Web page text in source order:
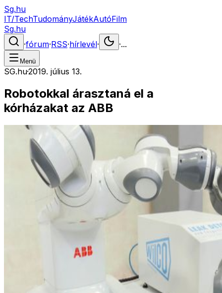
Sg.hu
IT/TechTudományJátékAutóFilm
Sg.hu
·fórum·RSS·hírlevél· ·...
Menü
SG.hu·2019. július 13.
Robotokkal árasztaná el a
kórházakat az ABB